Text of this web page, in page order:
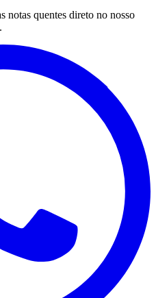
notas quentes direto no nosso